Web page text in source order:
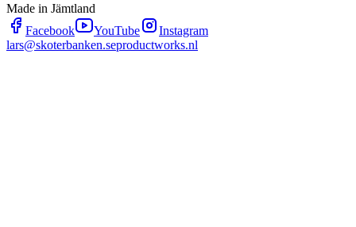
Made in Jämtland
Facebook
YouTube
Instagram
lars@skoterbanken.seproductworks.nl